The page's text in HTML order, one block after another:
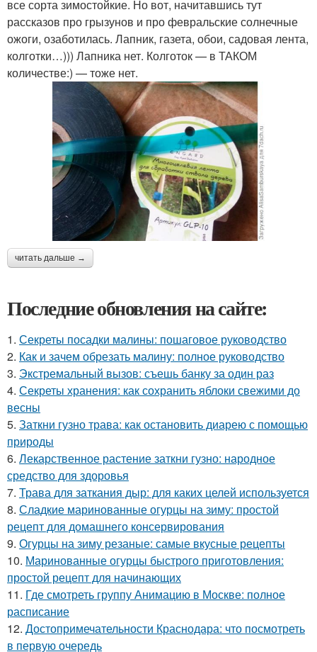
все сорта зимостойкие. Но вот, начитавшись тут
рассказов про грызунов и про февральские солнечные
ожоги, озаботилась. Лапник, газета, обои, садовая лента,
колготки…))) Лапника нет. Колготок — в ТАКОМ
количестве:) — тоже нет.
читать дальше →
Последние обновления на сайте:
1. Секреты посадки малины: пошаговое руководство
2. Как и зачем обрезать малину: полное руководство
3. Экстремальный вызов: съешь банку за один раз
4. Секреты хранения: как сохранить яблоки свежими до
весны
5. Заткни гузно трава: как остановить диарею с помощью
природы
6. Лекарственное растение заткни гузно: народное
средство для здоровья
7. Трава для заткания дыр: для каких целей используется
8. Сладкие маринованные огурцы на зиму: простой
рецепт для домашнего консервирования
9. Огурцы на зиму резаные: самые вкусные рецепты
10. Маринованные огурцы быстрого приготовления:
простой рецепт для начинающих
11. Где смотреть группу Анимацию в Москве: полное
расписание
12. Достопримечательности Краснодара: что посмотреть
в первую очередь